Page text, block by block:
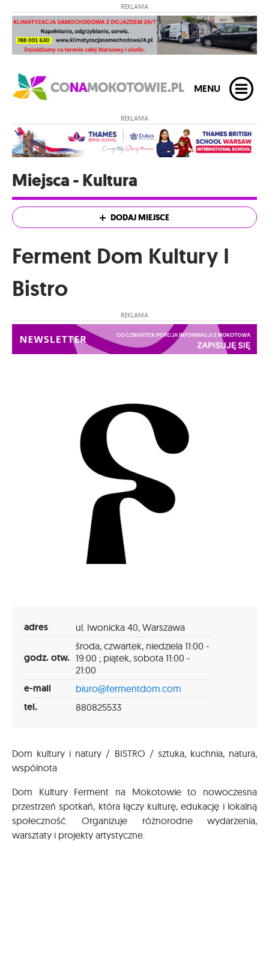
REKLAMA
MENU
REKLAMA
Miejsca - Kultura
DODAJ MIEJSCE
Ferment Dom Kultury I
Bistro
REKLAMA
adres ul. Iwonicka 40, Warszawa
godz. otw.
środa, czwartek, niedziela 11:00 -
19:00 ; piątek, sobota 11:00 -
21:00
e-mail biuro@fermentdom.com
tel. 880825533
Dom kultury i natury / BISTRO / sztuka, kuchnia, natura,
wspólnota
Dom Kultury Ferment na Mokotowie to nowoczesna
przestrzeń spotkań, która łączy kulturę, edukację i lokalną
społeczność. Organizuje różnorodne wydarzenia,
warsztaty i projekty artystyczne.